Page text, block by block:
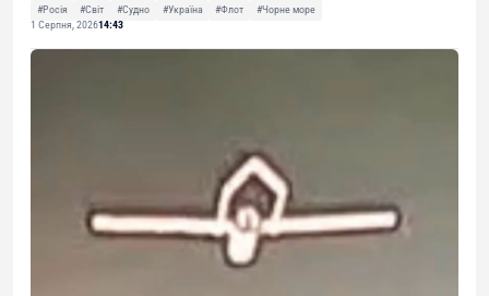
#Росія
#Світ #Судно #Україна #Флот
#Чорне море
1 Серпня, 202614:43